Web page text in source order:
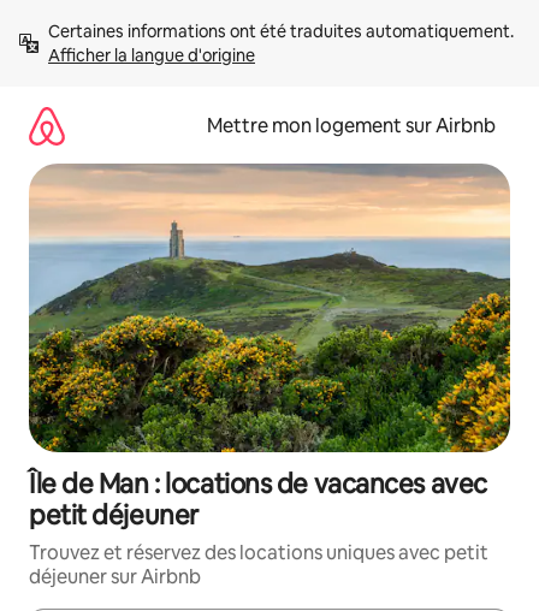
directement
Afficher la langue d'origine
Mettre mon logement sur Airbnb
Île de Man : locations de vacances avec
petit déjeuner
Trouvez et réservez des locations uniques avec petit
déjeuner sur Airbnb